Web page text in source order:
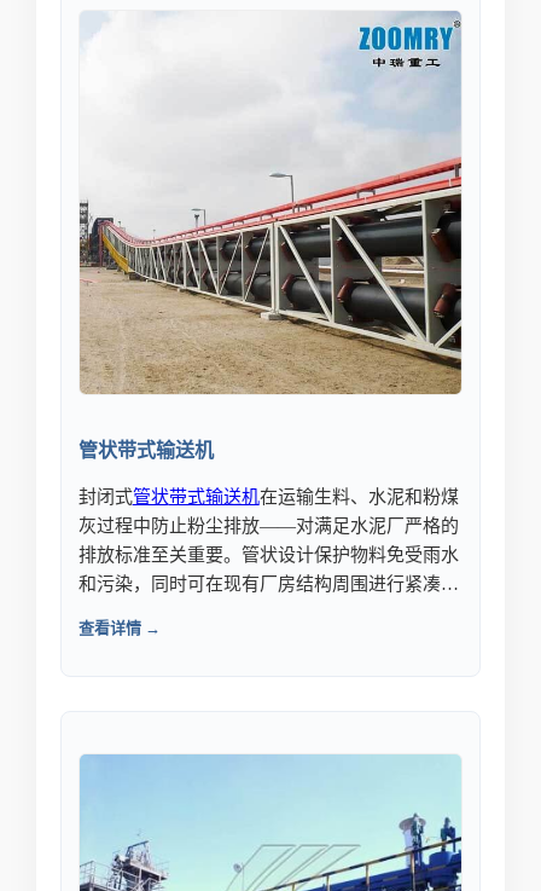
管状带式输送机
封闭式管状带式输送机在运输生料、水泥和粉煤
灰过程中防止粉尘排放——对满足水泥厂严格的
排放标准至关重要。管状设计保护物料免受雨水
和污染，同时可在现有厂房结构周围进行紧凑转
选择。
查看详情 →